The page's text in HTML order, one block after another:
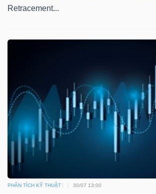
Retracement...
PHÂN TÍCH KỸ THUẬT 30/07 13:00